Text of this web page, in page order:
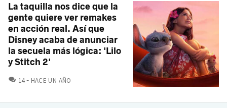
La taquilla nos dice que la
gente quiere ver remakes
en acción real. Así que
Disney acaba de anunciar
la secuela más lógica: 'Lilo
y Stitch 2'
14 COMENTARIOS
HACE UN AÑO